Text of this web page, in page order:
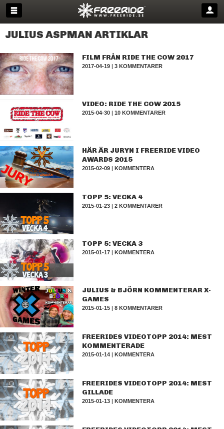
JULIUS ASPMAN ARTIKLAR
FILM FRÅN RIDE THE COW 2017
2017-04-19 |3 KOMMENTARER
VIDEO: RIDE THE COW 2015
2015-04-30 |10 KOMMENTARER
HÄR ÄR JURYN I FREERIDE VIDEO
AWARDS 2015
2015-02-09 |KOMMENTERA
TOPP 5: VECKA 4
2015-01-23 |2 KOMMENTARER
TOPP 5: VECKA 3
2015-01-17 |KOMMENTERA
JULIUS & BJÖRN KOMMENTERAR X-
GAMES
2015-01-15 |8 KOMMENTARER
FREERIDES VIDEOTOPP 2014: MEST
KOMMENTERADE
2015-01-14 |KOMMENTERA
FREERIDES VIDEOTOPP 2014: MEST
GILLADE
2015-01-13 |KOMMENTERA